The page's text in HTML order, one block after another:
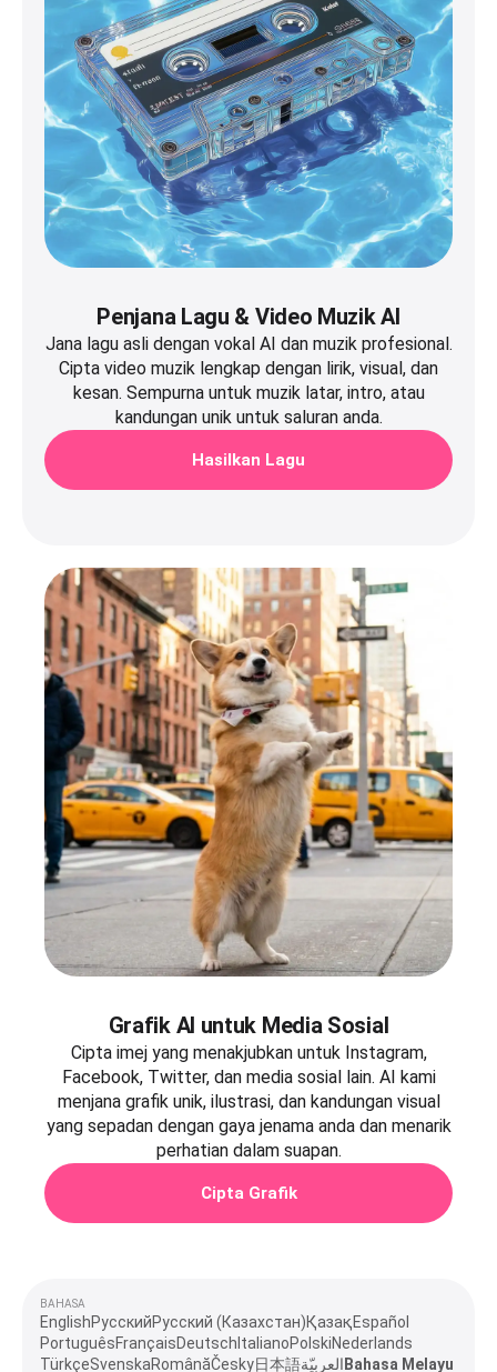
Penjana Lagu & Video Muzik AI
Jana lagu asli dengan vokal AI dan muzik profesional.
Cipta video muzik lengkap dengan lirik, visual, dan
kesan. Sempurna untuk muzik latar, intro, atau
kandungan unik untuk saluran anda.
Hasilkan Lagu
Grafik AI untuk Media Sosial
Cipta imej yang menakjubkan untuk Instagram,
Facebook, Twitter, dan media sosial lain. AI kami
menjana grafik unik, ilustrasi, dan kandungan visual
yang sepadan dengan gaya jenama anda dan menarik
perhatian dalam suapan.
Cipta Grafik
BAHASA
EnglishРусскийРусский (Казахстан)Қазақ Español
PortuguêsFrançaisDeutsch ItalianoPolskiNederlands
TürkçeSvenskaRomânăČesky日本語العربيّة Bahasa Melayu